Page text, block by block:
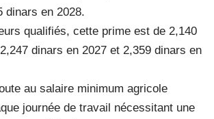
dinars en 2028.
qualifiés, cette prime est de 2,140
dinars en 2027 et 2,359 dinars en
au salaire minimum agricole
journée de travail nécessitant une